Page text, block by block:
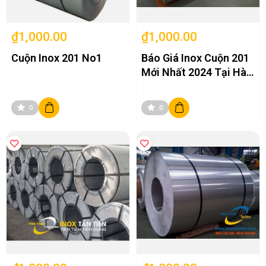
Nhờ cấu trúc Austenitic, cuộn inox 201 dễ dàng gia công bằng nhiều
phương pháp như:
Cắt laser CNC.
Hàn TIG, MIG.
Đánh bóng BA.
Đánh bóng gương 8K.
Quy Cách Cuộn Inox 201
Bảng Độ Dày Phổ Biến
ĐỘ DÀY ỨNG DỤNG
₫1,000.00
Cuộn Inox 201 No1
0
₫1,000.00
Báo Giá Inox Cuộn 201
Mới Nhất 2024 Tại Hà
0